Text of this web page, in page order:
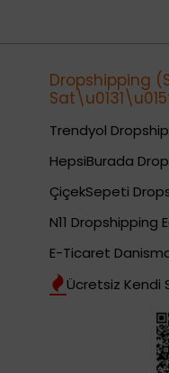
Dropshipping
Trendyol
HepsiBurada
ÇiçekSepeti
N11 Dropshipping
E-Ticaret
Ücretsiz Kendi